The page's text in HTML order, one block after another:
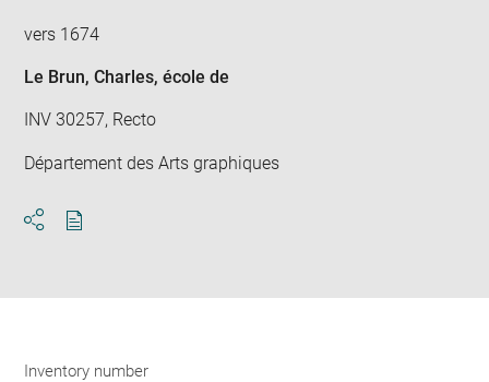
vers 1674
Le Brun, Charles, école de
INV 30257, Recto
Département des Arts graphiques
Inventory number